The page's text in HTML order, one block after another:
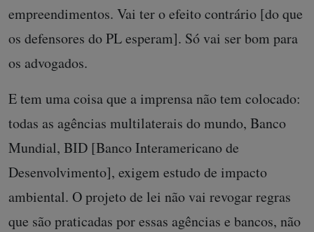
empreendimentos. Vai ter o efeito contrário [do que
os defensores do PL esperam]. Só vai ser bom para
os advogados.
E tem uma coisa que a imprensa não tem colocado:
todas as agências multilaterais do mundo, Banco
Mundial, BID [Banco Interamericano de
Desenvolvimento], exigem estudo de impacto
ambiental. O projeto de lei não vai revogar regras
que são praticadas por essas agências e bancos, não